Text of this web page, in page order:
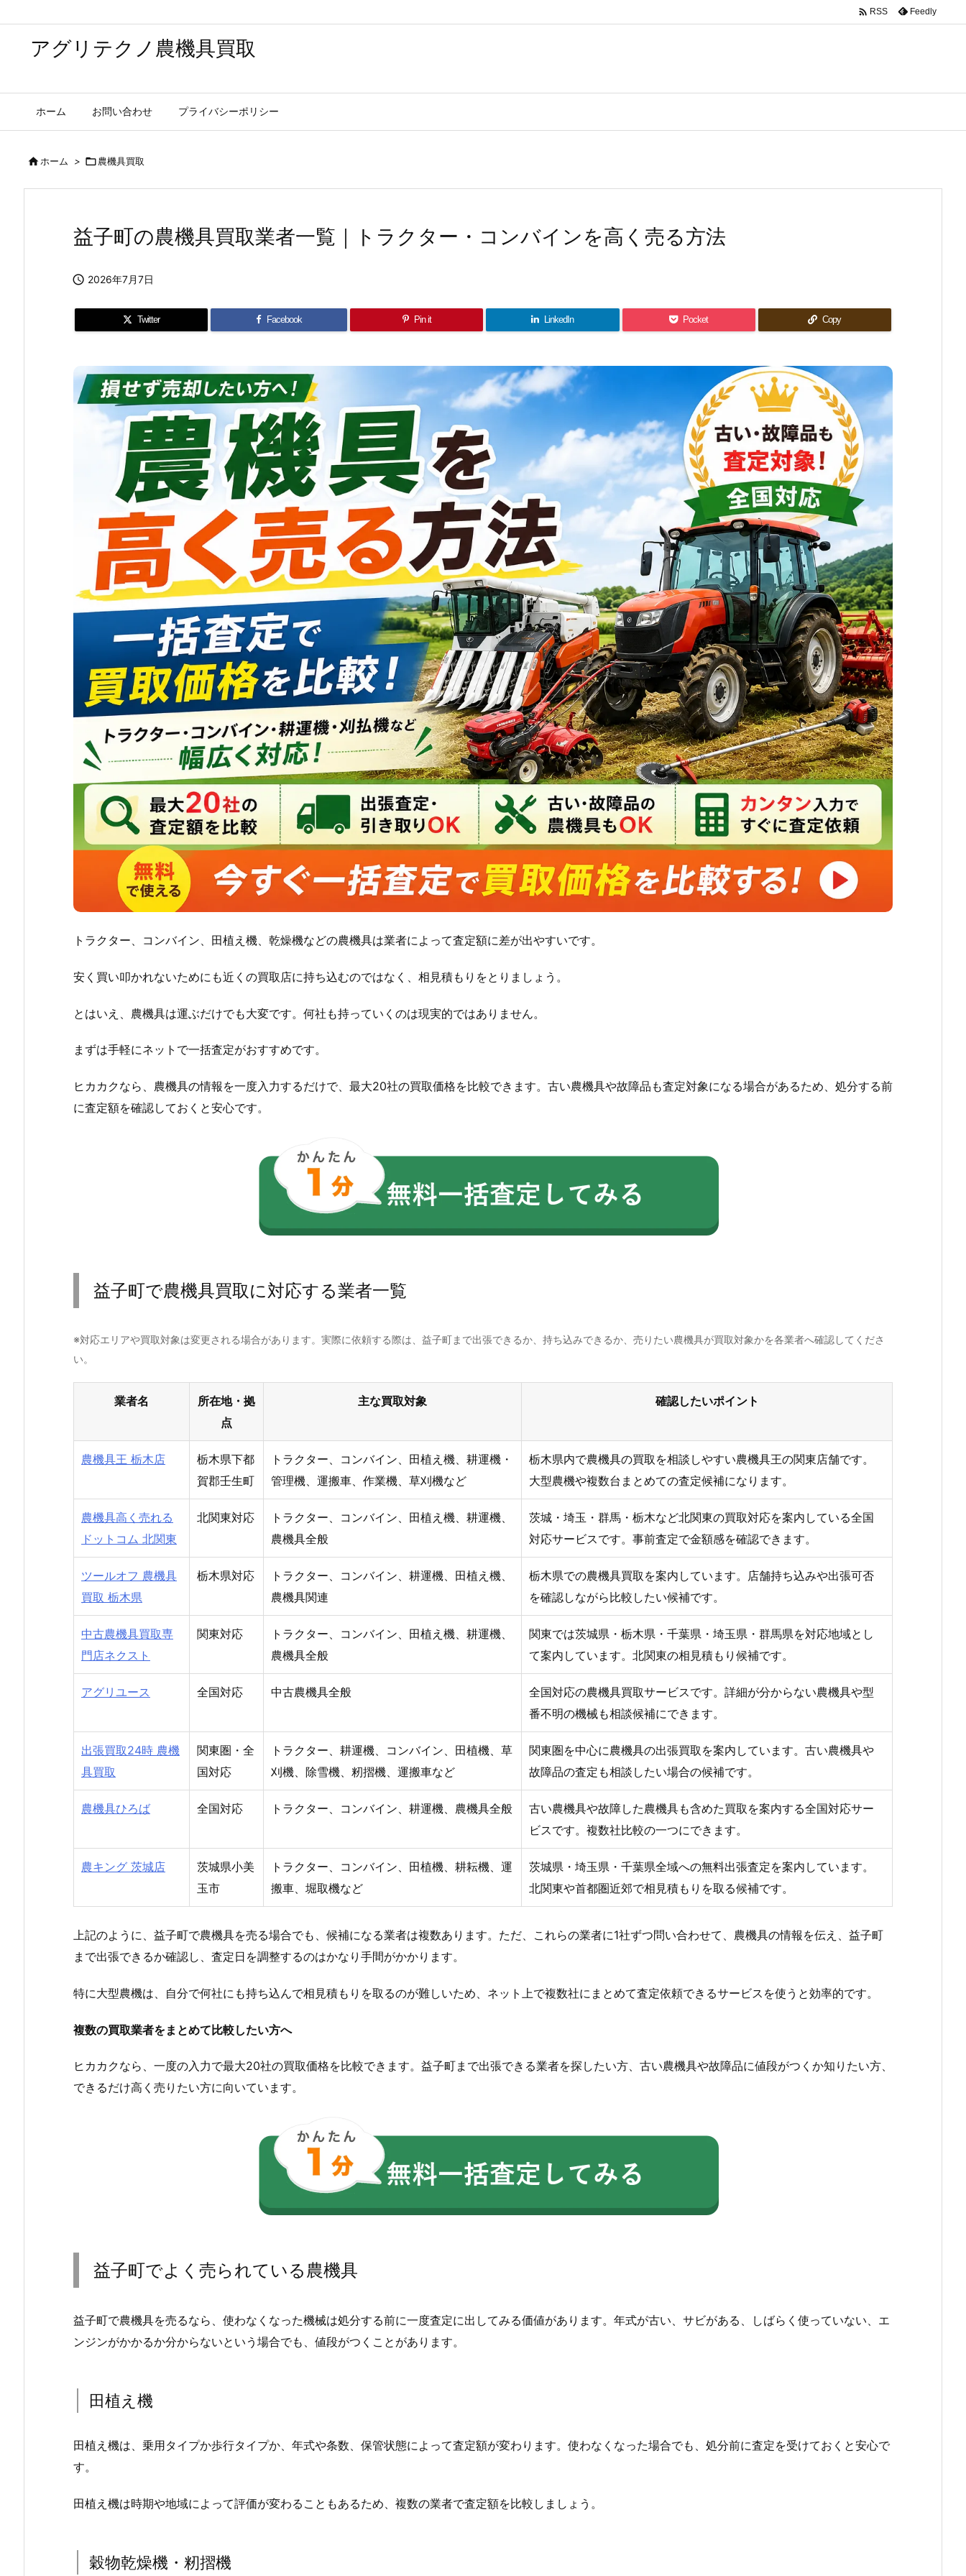
アグリテクノ農機具買取
ホーム お問い合わせ プライバシーポリシー
 RSS Feedly
ホーム > 農機具買取
益子町の農機具買取業者一覧｜トラクター・コンバインを高く売る方法
 2026年7月7日
Twitter Facebook Pin it LinkedIn Pocket Copy
トラクター、コンバイン、田植え機、乾燥機などの農機具は業者によって査定額に差が出やすいです。
安く買い叩かれないためにも近くの買取店に持ち込むのではなく、相見積もりをとりましょう。
とはいえ、農機具は運ぶだけでも大変です。何社も持っていくのは現実的ではありません。
まずは手軽にネットで一括査定がおすすめです。
ヒカカクなら、農機具の情報を一度入力するだけで、最大20社の買取価格を比較できます。古い農機具や故障品も査定対象になる場合があるため、処分する前
に査定額を確認しておくと安心です。
益子町で農機具買取に対応する業者一覧
※対応エリアや買取対象は変更される場合があります。実際に依頼する際は、益子町まで出張できるか、持ち込みできるか、売りたい農機具が買取対象かを各業者へ確認してくださ
い。
業者名
所在地・拠
点
主な買取対象 確認したいポイント
農機具王 栃木店
栃木県下都
賀郡壬生町
トラクター、コンバイン、田植え機、耕運機・
管理機、運搬車、作業機、草刈機など
栃木県内で農機具の買取を相談しやすい農機具王の関東店舗です。
大型農機や複数台まとめての査定候補になります。
農機具高く売れる
ドットコム 北関東
北関東対応
トラクター、コンバイン、田植え機、耕運機、
農機具全般
茨城・埼玉・群馬・栃木など北関東の買取対応を案内している全国
対応サービスです。事前査定で金額感を確認できます。
ツールオフ 農機具
買取 栃木県
栃木県対応
トラクター、コンバイン、耕運機、田植え機、
農機具関連
栃木県での農機具買取を案内しています。店舗持ち込みや出張可否
を確認しながら比較したい候補です。
中古農機具買取専
門店ネクスト
関東対応
トラクター、コンバイン、田植え機、耕運機、
農機具全般
関東では茨城県・栃木県・千葉県・埼玉県・群馬県を対応地域とし
て案内しています。北関東の相見積もり候補です。
アグリユース 全国対応 中古農機具全般
全国対応の農機具買取サービスです。詳細が分からない農機具や型
番不明の機械も相談候補にできます。
出張買取24時 農機
具買取
関東圏・全
国対応
トラクター、耕運機、コンバイン、田植機、草
刈機、除雪機、籾摺機、運搬車など
関東圏を中心に農機具の出張買取を案内しています。古い農機具や
故障品の査定も相談したい場合の候補です。
農機具ひろば 全国対応 トラクター、コンバイン、耕運機、農機具全般
古い農機具や故障した農機具も含めた買取を案内する全国対応サー
ビスです。複数社比較の一つにできます。
農キング 茨城店
茨城県小美
玉市
トラクター、コンバイン、田植機、耕耘機、運
搬車、堀取機など
茨城県・埼玉県・千葉県全域への無料出張査定を案内しています。
北関東や首都圏近郊で相見積もりを取る候補です。
上記のように、益子町で農機具を売る場合でも、候補になる業者は複数あります。ただ、これらの業者に1社ずつ問い合わせて、農機具の情報を伝え、益子町
まで出張できるか確認し、査定日を調整するのはかなり手間がかかります。
特に大型農機は、自分で何社にも持ち込んで相見積もりを取るのが難しいため、ネット上で複数社にまとめて査定依頼できるサービスを使うと効率的です。
複数の買取業者をまとめて比較したい方へ
ヒカカクなら、一度の入力で最大20社の買取価格を比較できます。益子町まで出張できる業者を探したい方、古い農機具や故障品に値段がつくか知りたい方、
できるだけ高く売りたい方に向いています。
益子町でよく売られている農機具
益子町で農機具を売るなら、使わなくなった機械は処分する前に一度査定に出してみる価値があります。年式が古い、サビがある、しばらく使っていない、エ
ンジンがかかるか分からないという場合でも、値段がつくことがあります。
田植え機
田植え機は、乗用タイプか歩行タイプか、年式や条数、保管状態によって査定額が変わります。使わなくなった場合でも、処分前に査定を受けておくと安心で
す。
田植え機は時期や地域によって評価が変わることもあるため、複数の業者で査定額を比較しましょう。
穀物乾燥機・籾摺機